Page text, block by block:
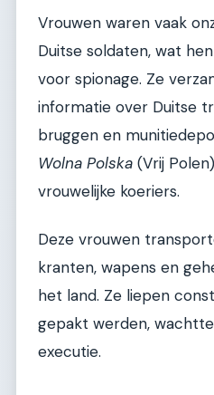
Vrouwen waren vaak
Duitse soldaten, wat
voor spionage. Ze
informatie over Duitse
bruggen en
Wolna Polska (Vrij
vrouwelijke koeriers.
Deze vrouwen
kranten, wapens en
het land. Ze liepen
gepakt werden,
executie.